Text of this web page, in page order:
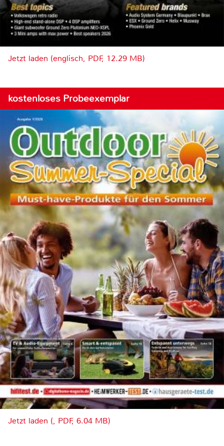
Jetzt laden (englisch, PDF, 12.29 MB)
kostenloses Probeexemplar
Jetzt laden (, PDF, 6.04 MB)